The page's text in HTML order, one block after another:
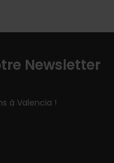
Newsletter
à Valencia !